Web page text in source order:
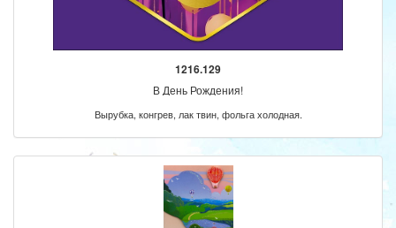
1216.129
В День Рождения!
Вырубка, конгрев, лак твин, фольга холодная.